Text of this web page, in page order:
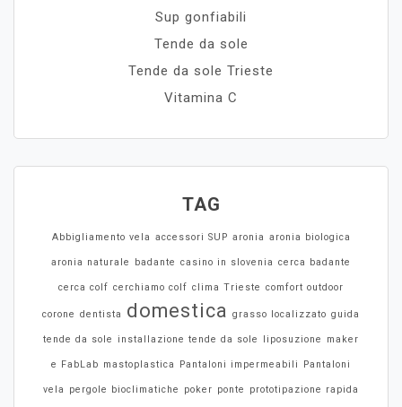
Sup gonfiabili
Tende da sole
Tende da sole Trieste
Vitamina C
TAG
Abbigliamento vela accessori SUP aronia aronia biologica
aronia naturale badante casino in slovenia cerca badante
cerca colf cerchiamo colf clima Trieste comfort outdoor
corone dentista domestica grasso localizzato guida
tende da sole installazione tende da sole liposuzione maker
e FabLab mastoplastica Pantaloni impermeabili Pantaloni
vela pergole bioclimatiche poker ponte prototipazione rapida